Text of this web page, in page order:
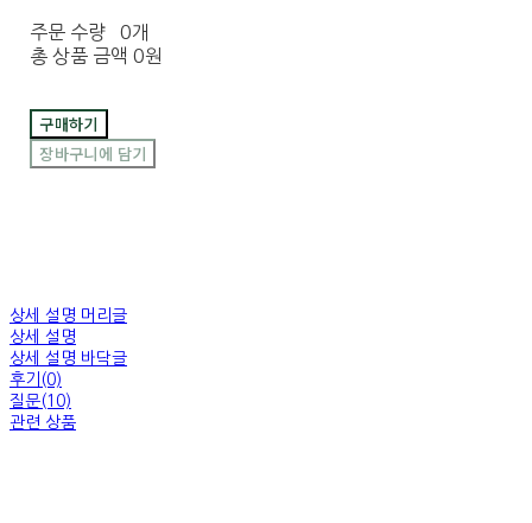
주문 수량
0개
총 상품 금액 0원
구매하기
장바구니에 담기
상세 설명 머리글
상세 설명
상세 설명 바닥글
후기(0)
질문(10)
관련 상품